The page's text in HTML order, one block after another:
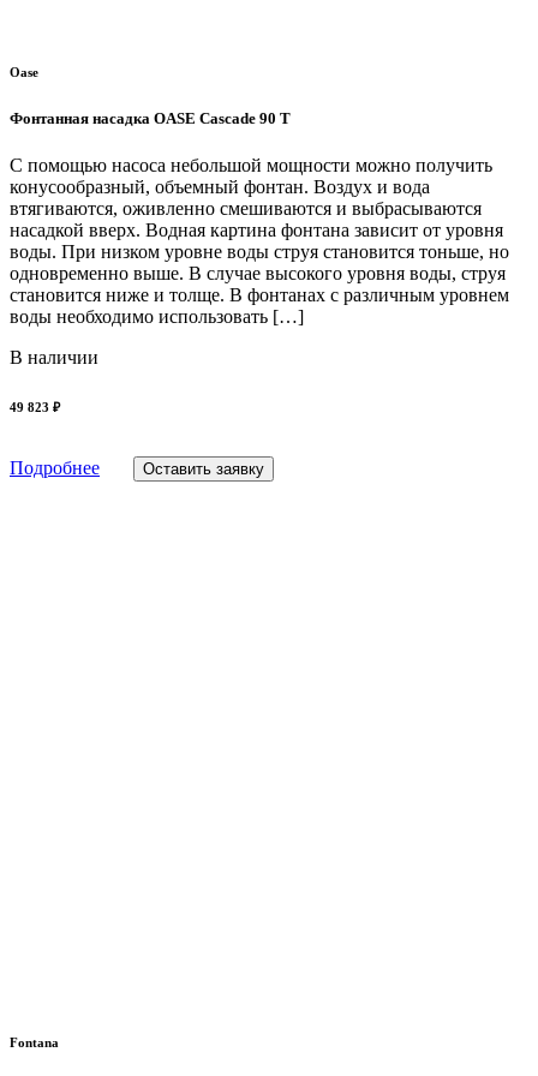
Oase
Фонтанная насадка OASE Cascade 90 T
С помощью насоса небольшой мощности можно получить
конусообразный, объемный фонтан. Воздух и вода
втягиваются, оживленно смешиваются и выбрасываются
насадкой вверх. Водная картина фонтана зависит от уровня
воды. При низком уровне воды струя становится тоньше, но
одновременно выше. В случае высокого уровня воды, струя
становится ниже и толще. В фонтанах с различным уровнем
воды необходимо использовать […]
В наличии
49 823 ₽
Подробнее Оставить заявку
Fontana